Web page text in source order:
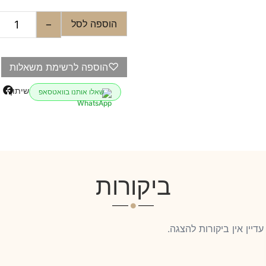
− הוספה לסל
♡הוספה לרשימת משאלות
שאלו אותנו בוואטסאפ שיתוף
ביקורות
עדיין אין ביקורות להצגה.